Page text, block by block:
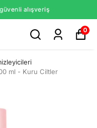
alışveriş
0
ml - Kuru Ciltler